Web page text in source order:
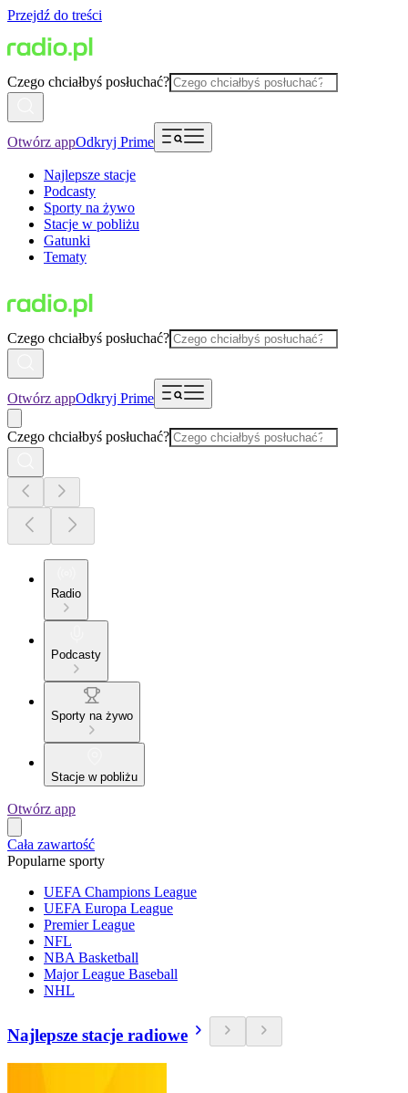
Przejdź do treści
Czego chciałbyś posłuchać?
Otwórz appOdkryj Prime
Najlepsze stacje
Podcasty
Sporty na żywo
Stacje w pobliżu
Gatunki
Tematy
Czego chciałbyś posłuchać?
Otwórz appOdkryj Prime
Czego chciałbyś posłuchać?
Radio
Podcasty
Sporty na żywo
Stacje w pobliżu
Otwórz app
Cała zawartość
Popularne sporty
UEFA Champions League
UEFA Europa League
Premier League
NFL
NBA Basketball
Major League Baseball
NHL
Najlepsze stacje radiowe